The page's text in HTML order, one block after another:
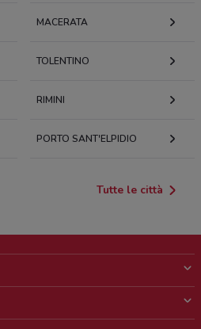
MACERATA
TOLENTINO
RIMINI
PORTO SANT'ELPIDIO
Tutte le città